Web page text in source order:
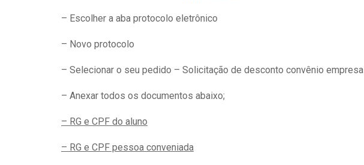
– Escolher a aba protocolo eletrônico
– Novo protocolo
– Selecionar o seu pedido – Solicitação de desconto convênio empresa
– Anexar todos os documentos abaixo;
– RG e CPF do aluno
– RG e CPF pessoa conveniada